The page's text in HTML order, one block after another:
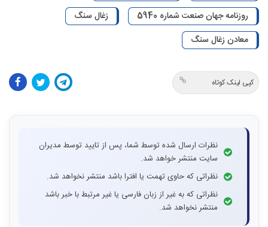
روزنامه جهان صنعت شماره 5940
زغال سنگ
معادن زغال سنگ
کپی لینک کوتاه
نظرات ارسال شده توسط شما، پس از تایید توسط مدیران
سایت منتشر خواهد شد.
نظراتی که حاوی تهمت یا افترا باشد منتشر نخواهد شد.
نظراتی که به غیر از زبان فارسی یا غیر مرتبط با خبر باشد
منتشر نخواهد شد.